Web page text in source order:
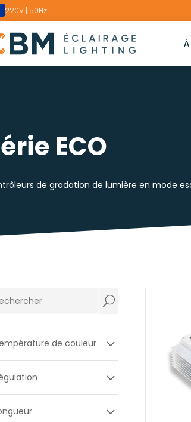
220V | 50Hz
ECO
de gradation de lumière en mode
U
de couleur